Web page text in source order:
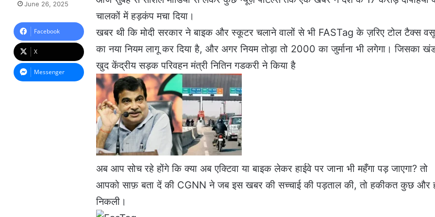
चालकों में हड़कंप मचा दिया।
खबर थी कि मोदी सरकार ने बाइक और स्कूटर चलाने वालों से भी FASTag के ज़रिए टोल टैक्स
का नया नियम लागू कर दिया है, और अगर नियम तोड़ा तो 2000 का जुर्माना भी लगेगा। जिसका
खुद केंद्रीय सड़क परिवहन मंत्री नितिन गडकरी ने किया है
अब आप सोच रहे होंगे कि क्या अब एक्टिवा या बाइक लेकर हाईवे पर जाना भी महँगा पड़ जाएगा? तो
आपको साफ़ बता दें की CGNN ने जब इस खबर की सच्चाई की पड़ताल की, तो हकीकत कुछ और
निकली।
a
n
e
m
a
i
June 26, 2025
Facebook
X
Messenger